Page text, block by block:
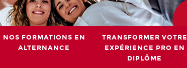
NOS FORMATIONS EN
ALTERNANCE
TRANSFORMER VOTRE
EXPÉRIENCE PRO EN
DIPLÔME